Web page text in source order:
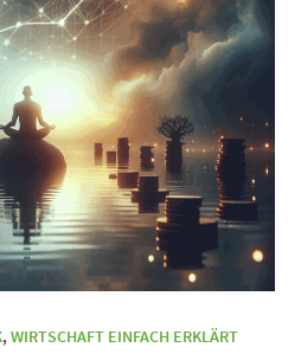
,WIRTSCHAFT EINFACH ERKLÄRT